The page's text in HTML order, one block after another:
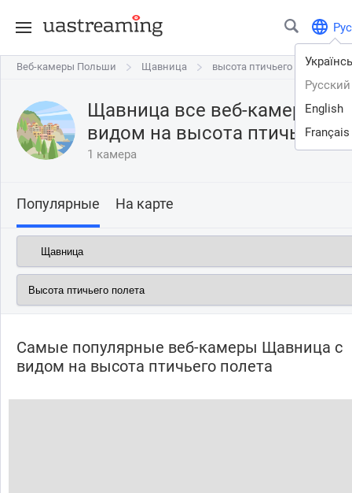
Рус
Русский
English
Français
Веб-камеры Польши Щавница высота птичьего полета
Веб-камеры Польши Щавница
Щавница все веб-камеры
видом на высота птичьего
1 камера
Популярные На карте
Самые популярные веб-камеры Щавница с
видом на высота птичьего полета